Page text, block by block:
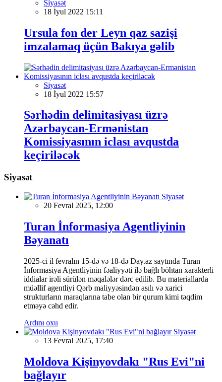
Siyasət
18 İyul 2022 15:11
Ursula fon der Leyn qaz sazişi
imzalamaq üçün Bakıya gəlib
Siyasət
18 İyul 2022 15:57
Sərhədin delimitasiyası üzrə
Azərbaycan-Ermənistan
Komissiyasının iclası avqustda
keçiriləcək
Siyasət
Siyasət
20 Fevral 2025, 12:00
Turan İnformasiya Agentliyinin
Bəyanatı
2025-ci il fevralın 15-də və 18-də Day.az saytında Turan
İnformasiya Agentliyinin fəaliyyəti ilə bağlı böhtan xarakterli
iddialar irəli sürülən məqalələr dərc edilib. Bu materiallarda
müəllif agentliyi Qərb maliyyəsindən asılı və xarici
strukturların maraqlarına tabe olan bir qurum kimi təqdim
etməyə cəhd edir.
Ardını oxu
Siyasət
13 Fevral 2025, 17:40
Moldova Kişinyovdakı "Rus Evi"ni
bağlayır